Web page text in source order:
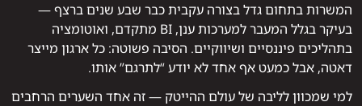
המשרות בתחום גדל בצורה עקבית כבר שבע שנים ברצף —
בעיקר בגלל המעבר למערכות ענן, BI מתקדם, ואוטומציה
בתהליכים פיננסיים ושיווקיים. הסיבה פשוטה: כל ארגון מייצר
דאטה, אבל כמעט אף אחד לא יודע “לתרגם” אותו.
למי שמכוון לליבה של עולם ההייטק — זה אחד השערים הרחבים